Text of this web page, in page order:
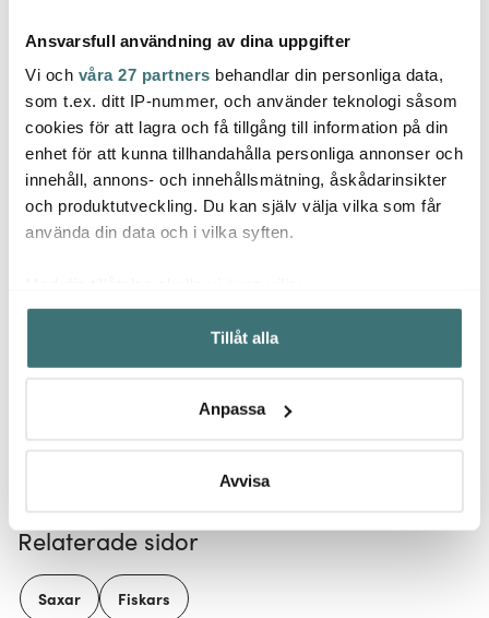
Ansvarsfull användning av dina uppgifter
Vi och våra 27 partners behandlar din personliga data,
som t.ex. ditt IP-nummer, och använder teknologi såsom
cookies för att lagra och få tillgång till information på din
enhet för att kunna tillhandahålla personliga annonser och
innehåll, annons- och innehållsmätning, åskådarinsikter
och produktutveckling. Du kan själv välja vilka som får
använda din data och i vilka syften.
Samla in information om din geografiska plats som
kan ha en noggrannhet på upp till flera meter
Identifiera din enhet genom att aktivt skanna den för
Ta reda på mer om hur dina personliga uppgifter
Du kan ändra eller dra tillbaka ditt samtycke när som
Vi använder cookies för att innehållet och annonserna
ska anpassas efter det som vi tror att du tycker om. Det
gör också att vi kan analysera vår trafik och göra
Tillåt alla
Anpassa
Avvisa
Fiskars
Kids Scissors Barnsax 15
cm Grön
89 kr
Fiskars
Folken sked 29 cm trä
179 kr
Låt dig inspireras av våra kunder
Relaterade sidor
Saxar Fiskars